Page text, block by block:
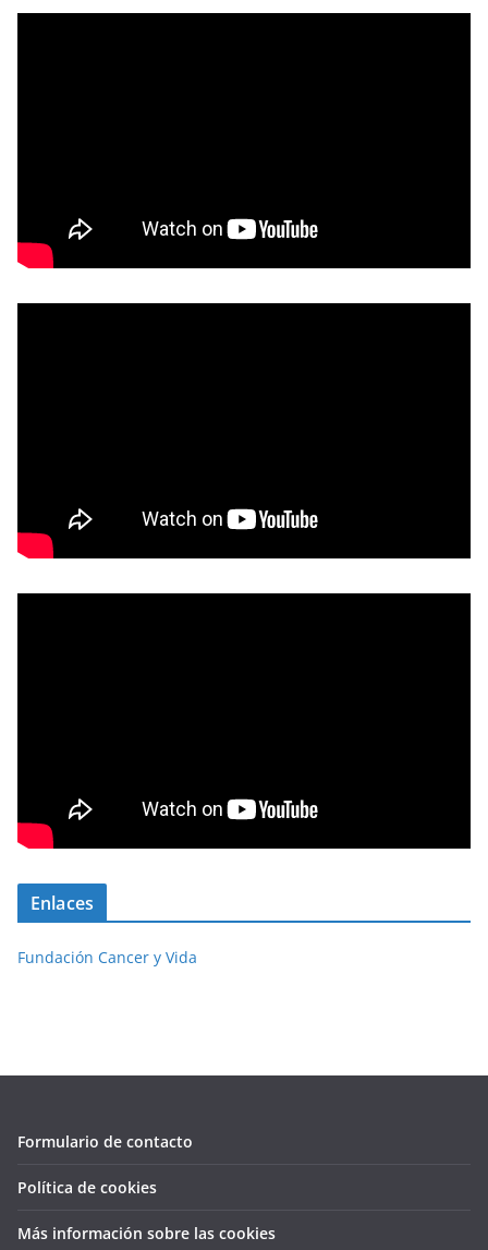
Enlaces
Fundación Cancer y Vida
Formulario de contacto
Política de cookies
Más información sobre las cookies